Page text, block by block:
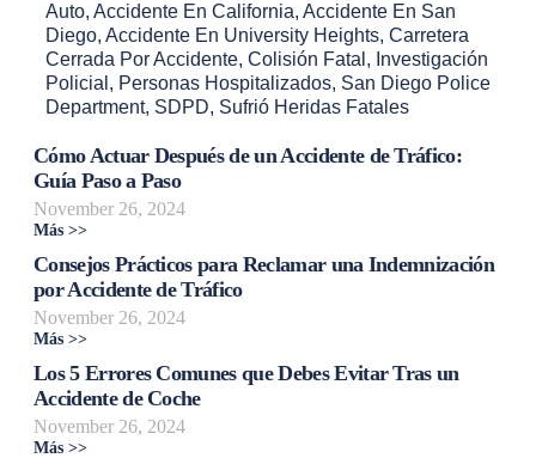
Auto, Accidente En California, Accidente En San
Diego, Accidente En University Heights, Carretera
Cerrada Por Accidente, Colisión Fatal , Investigación
Policial , Personas Hospitalizados, San Diego Police
Department, SDPD, Sufrió Heridas Fatales
Cómo Actuar Después de un Accidente de Tráfico:
Guía Paso a Paso
November 26, 2024
Más >>
Consejos Prácticos para Reclamar una Indemnización
por Accidente de Tráfico
November 26, 2024
Más >>
Los 5 Errores Comunes que Debes Evitar Tras un
Accidente de Coche
November 26, 2024
Más >>